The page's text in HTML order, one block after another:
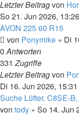
Letzter Beitragvon
So 21. Jun 2026, 13:26
AVON 225 60 R15
von Ponymike » Di
0Antworten
331Zugriffe
Letzter Beitragvon
Di 16. Jun 2026, 15:31
Suche Lüfter, C8SE-
von tody » So 14. Jun